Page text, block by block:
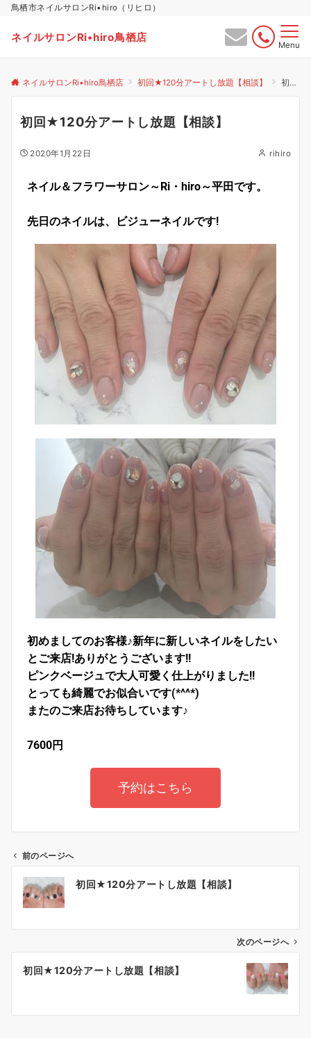
鳥栖市ネイルサロンRi•hiro（リヒロ）
ネイルサロンRi•hiro鳥栖店
Menu
ネイルサロンRi•hiro鳥栖店 初回★120分アートし放題【相談】 初回★120分アートし放題【相談】
初回★120分アートし放題【相談】
2020年1月22日 rihiro
ネイル＆フラワーサロン～Ri・hiro～平田です。
先日のネイルは、ビジューネイルです!
初めましてのお客様♪新年に新しいネイルをしたい
とご来店!ありがとうございます!!
ピンクベージュで大人可愛く仕上がりました!!
とっても綺麗でお似合いです(*^^*)
またのご来店お待ちしています♪
7600円
予約はこちら
前のページへ
初回★120分アートし放題【相談】
次のページへ
初回★120分アートし放題【相談】